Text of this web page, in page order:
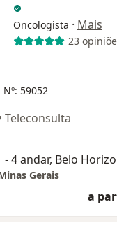
Oncologista · Mais
23
Nº: 59052
Teleconsulta
- 4 andar, Belo
Gerais
a